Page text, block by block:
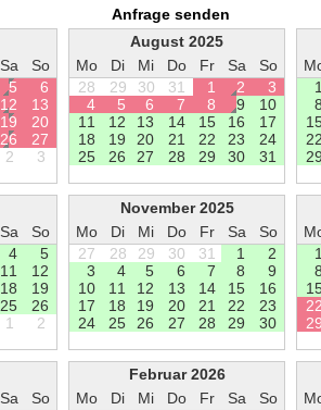
Anfrage senden
Sa
So
5
6
12 13
19 20
26 27
2 3
August 2025
Mo
Di Mi Do Fr Sa
So
28
29 30 31 1 2
3
4
5 6 7 8 9 10
1 1 1 2 13 14 15 16 17
18 19 20 21 22 23 24
25 26 27 28 29 30 31
1
2
2
Sa
So
4
5
1 1 1 2
18 19
25 26
1 2
November 2025
Mo
Di Mi Do Fr Sa
So
27
28 29 30 31 1
2
3
4 5 6 7 8
9
10 1 1 1 2 13 14 15 16
17 18 19 20 21 22 23
24 25 26 27 28 29 30
1
2
2
Sa
So
Februar 2026
Mo
Di Mi Do Fr Sa
So